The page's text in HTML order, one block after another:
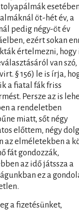
öt-hét év, a
pedig négy-öt év
ezért sokan
értelmezni, hogy
van szó,
§ 156) le is írja,
a fiatal fák friss
Persze az is
a rendeletben
miatt, sőt négy
előttem, négy
az elméletekben a
fát gondozzák,
az idő játssza a
ez a
a fizetésünket,